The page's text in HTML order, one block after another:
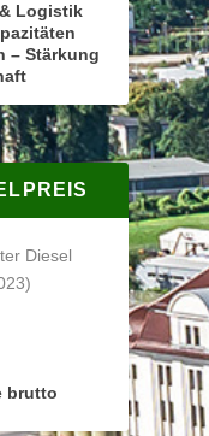
Logistik
– Stärkung
Diesel
brutto